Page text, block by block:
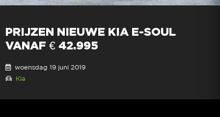
PRIJZEN NIEUWE KIA E-SOUL
VANAF € 42.995
woensdag 19 juni 2019
Kia